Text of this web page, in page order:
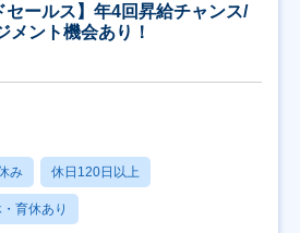
セールス】年4回昇給チャンス/
メント機会あり！
み 休日120日以上
育休あり